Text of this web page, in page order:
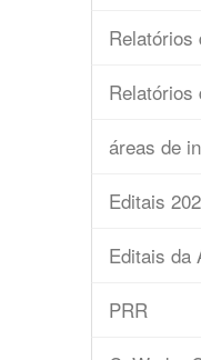
Relatórios
Relatórios
áreas de
Editais
Editais da
PRR